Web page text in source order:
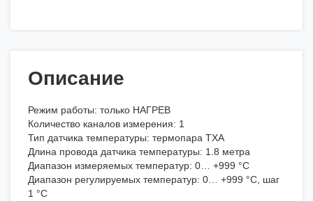
Описание
Режим работы: только НАГРЕВ
Количество каналов измерения: 1
Тип датчика температуры: термопара ТХА
Длина провода датчика температуры: 1.8 метра
Диапазон измеряемых температур: 0… +999 °C
Диапазон регулируемых температур: 0… +999 °C, шаг
1 °C